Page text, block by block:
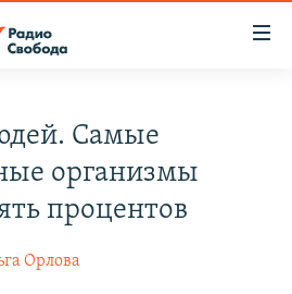
Самые
организмы
процентов
Орлова